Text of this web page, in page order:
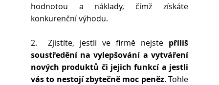
hodnotou a náklady, čímž získáte
konkurenční výhodu.
2.  Zjistíte, jestli ve firmě nejste příliš
soustředění na vylepšování a vytváření
nových produktů či jejich funkcí a jestli
vás to nestojí zbytečně moc peněz. Tohle